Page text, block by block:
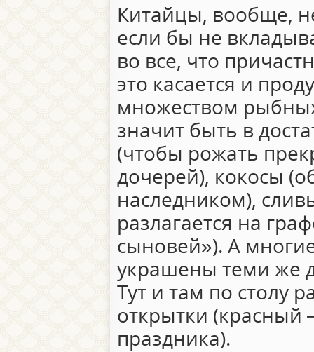
Китайцы, вообще,
если бы не
во все, что
это касается и
множеством
значит быть в
(чтобы рожать
дочерей), кокосы
наследником),
разлагается на
сыновей»). А
украшены теми же
Тут и там по столу
открытки (красный
праздника).